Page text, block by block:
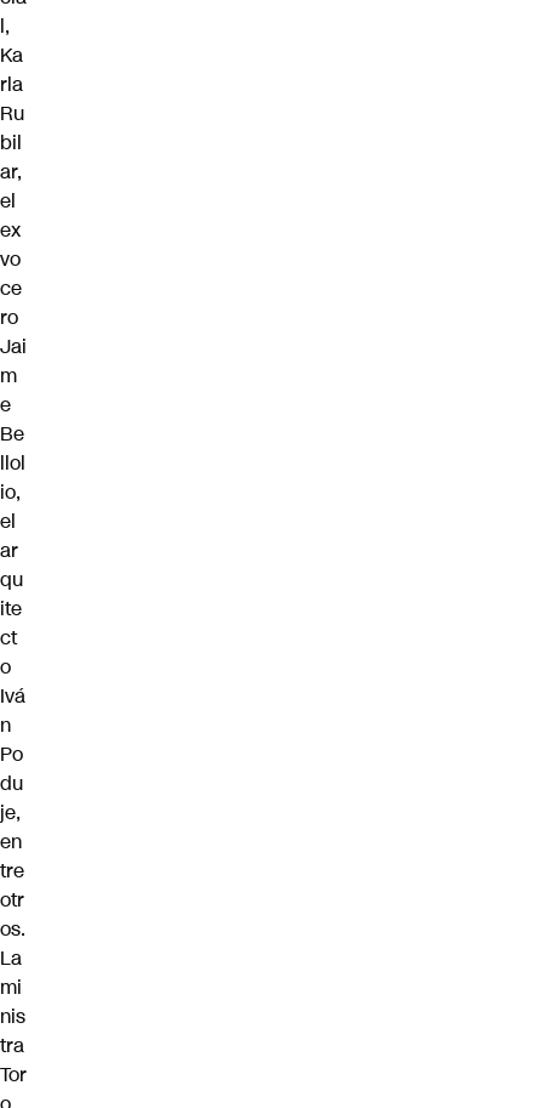
l,
Ka
rla
Ru
bil
ar,
el
ex
vo
ce
ro
Jai
m
e
Be
llol
io,
el
ar
qu
ite
ct
o
Ivá
n
Po
du
je,
en
tre
otr
os.
La
mi
nis
tra
Tor